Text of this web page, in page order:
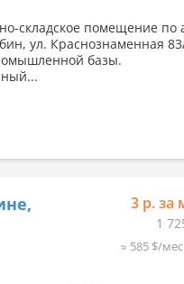
складское помещение по
ул. Краснознаменная
базы.
3 р. за
1
≈ 585 $/